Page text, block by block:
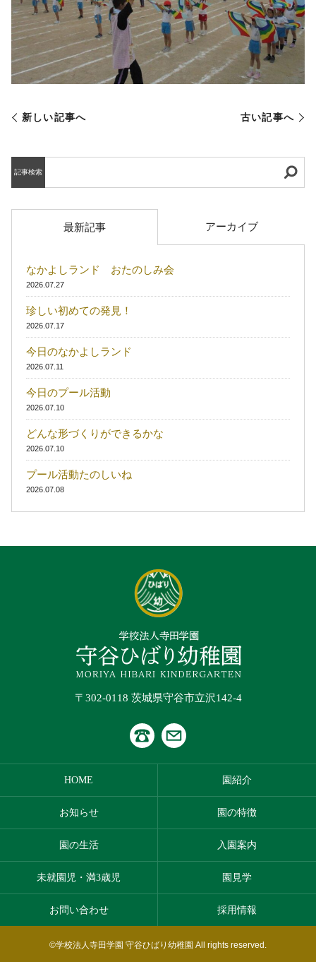
新しい記事へ 古い記事へ
記事検索
最新記事 アーカイブ
なかよしランド おたのしみ会
2026.07.27
珍しい初めての発見！
2026.07.17
今日のなかよしランド
2026.07.11
今日のプール活動
2026.07.10
どんな形づくりができるかな
2026.07.10
プール活動たのしいね
2026.07.08
〒302-0118 茨城県守谷市立沢142-4
HOME 園紹介
お知らせ 園の特徴
園の生活 入園案内
未就園児・満3歳児 園見学
お問い合わせ 採用情報
©学校法人寺田学園 守谷ひばり幼稚園 All rights reserved.